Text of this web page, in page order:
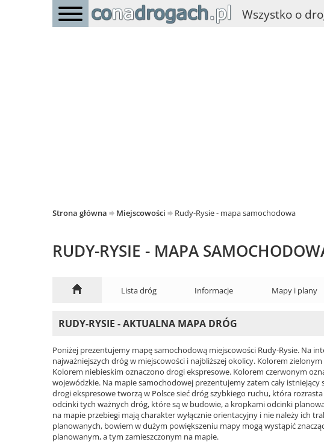
Wszystko o
Strona główna Miejscowości Rudy-Rysie - mapa samochodowa
RUDY-RYSIE - MAPA
Lista dróg Informacje Mapy i plany
RUDY-RYSIE - AKTUALNA MAPA DRÓG
Poniżej prezentujemy mapę samochodową miejscowości Rudy-Rysie. Na
najważniejszych dróg w miejscowości i najbliższej okolicy. Kolorem
Kolorem niebieskim oznaczono drogi ekspresowe. Kolorem czerwonym
wojewódzkie. Na mapie samochodowej prezentujemy zatem cały
drogi ekspresowe tworzą w Polsce sieć dróg szybkiego ruchu, która
odcinki tych ważnych dróg, które są w budowie, a kropkami odcinki
na mapie przebiegi mają charakter wyłącznie orientacyjny i nie należy ich
planowanych, bowiem w dużym powiększeniu mapy mogą wystąpić
planowanym, a tym zamieszczonym na mapie.